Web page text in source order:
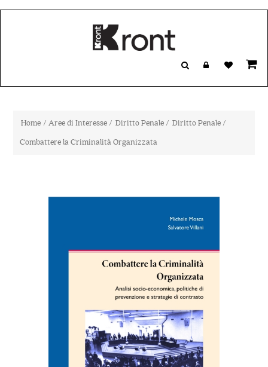
Home / Aree di Interesse / Diritto Penale / Diritto Penale /
Combattere la Criminalità Organizzata